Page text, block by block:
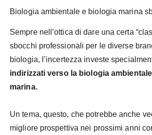
Biologia ambientale e biologia marina
Sempre nell’ottica di dare una certa
sbocchi professionali per le diverse
biologia, l’incertezza investe
indirizzati verso la biologia
marina.
Un tema, questo, che potrebbe anche
migliore prospettiva nei prossimi anni